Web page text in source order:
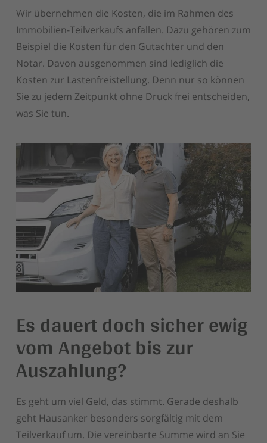
Wir übernehmen die Kosten, die im Rahmen des
Immobilien-Teilverkaufs anfallen. Dazu gehören zum
Beispiel die Kosten für den Gutachter und den
Notar. Davon ausgenommen sind lediglich die
Kosten zur Lastenfreistellung. Denn nur so können
Sie zu jedem Zeitpunkt ohne Druck frei entscheiden,
was Sie tun.
Es dauert doch sicher ewig
vom Angebot bis zur
Auszahlung?
Es geht um viel Geld, das stimmt. Gerade deshalb
geht Hausanker besonders sorgfältig mit dem
Teilverkauf um. Die vereinbarte Summe wird an Sie